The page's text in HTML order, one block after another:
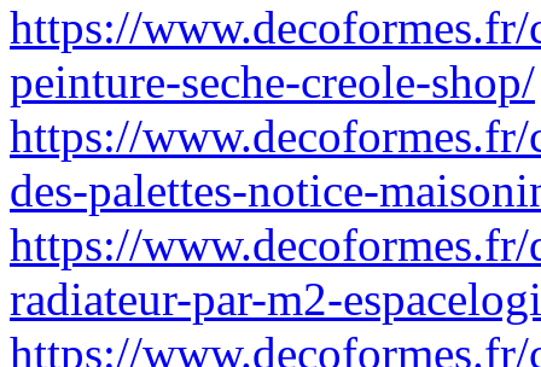
https://www.decoformes.fr/
peinture-seche-creole-shop/
https://
des-palettes-notice-
https://
radiateur-par-m2-
https://